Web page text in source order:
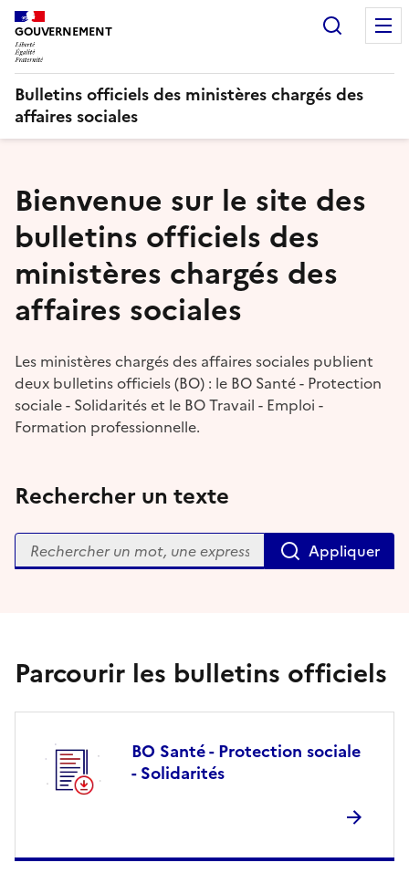
Panneau de gestion des cookies
GOUVERNEMENT
Bulletins officiels des ministères chargés des
affaires sociales
Bienvenue sur le site des
bulletins officiels des
ministères chargés des
affaires sociales
Les ministères chargés des affaires sociales publient
deux bulletins officiels (BO) : le BO Santé - Protection
sociale - Solidarités et le BO Travail - Emploi -
Formation professionnelle.
Rechercher un texte
Rechercher Appliquer
Parcourir les bulletins officiels
BO Santé - Protection sociale
- Solidarités